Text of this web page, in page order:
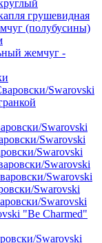
грушевидная
(полубусины)
жемчуг -
Swarovski
Swarovski
Swarovski
Swarovski
Swarovski
Swarovski
Swarovski
Swarovski
"Be Charmed"
Swarovski